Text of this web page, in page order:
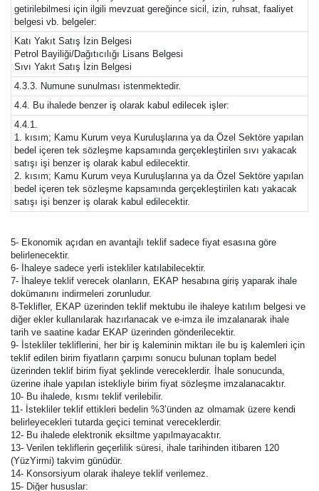
getirilebilmesi için ilgili mevzuat gereğince sicil, izin, ruhsat, faaliyet
belgesi vb. belgeler:
Katı Yakıt Satış İzin Belgesi
Petrol Bayiliği/Dağıtıcılığı Lisans Belgesi
Sıvı Yakıt Satış İzin Belgesi
4.3.3. Numune sunulması istenmektedir.
4.4. Bu ihalede benzer iş olarak kabul edilecek işler:
4.4.1.
1. kısım; Kamu Kurum veya Kuruluşlarına ya da Özel Sektöre yapılan
bedel içeren tek sözleşme kapsamında gerçekleştirilen sıvı yakacak
satışı işi benzer iş olarak kabul edilecektir.
2. kısım; Kamu Kurum veya Kuruluşlarına ya da Özel Sektöre yapılan
bedel içeren tek sözleşme kapsamında gerçekleştirilen katı yakacak
satışı işi benzer iş olarak kabul edilecektir.
5- Ekonomik açıdan en avantajlı teklif sadece fiyat esasına göre
belirlenecektir.
6- İhaleye sadece yerli istekliler katılabilecektir.
7- İhaleye teklif verecek olanların, EKAP hesabına giriş yaparak ihale
dokümanını indirmeleri zorunludur.
8-Teklifler, EKAP üzerinden teklif mektubu ile ihaleye katılım belgesi ve
diğer ekler kullanılarak hazırlanacak ve e-imza ile imzalanarak ihale
tarih ve saatine kadar EKAP üzerinden gönderilecektir.
9- İstekliler tekliflerini, her bir iş kaleminin miktarı ile bu iş kalemleri için
teklif edilen birim fiyatların çarpımı sonucu bulunan toplam bedel
üzerinden teklif birim fiyat şeklinde vereceklerdir. İhale sonucunda,
üzerine ihale yapılan istekliyle birim fiyat sözleşme imzalanacaktır.
10- Bu ihalede, kısmı teklif verilebilir.
11- İstekliler teklif ettikleri bedelin %3’ünden az olmamak üzere kendi
belirleyecekleri tutarda geçici teminat vereceklerdir.
12- Bu ihalede elektronik eksiltme yapılmayacaktır.
13- Verilen tekliflerin geçerlilik süresi, ihale tarihinden itibaren 120
(YüzYirmi) takvim günüdür.
14- Konsorsiyum olarak ihaleye teklif verilemez.
15- Diğer hususlar: